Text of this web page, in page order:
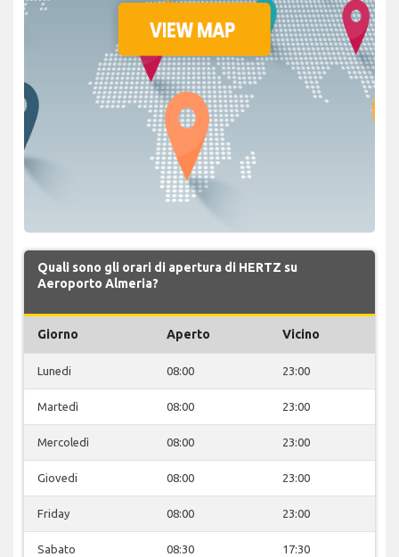
Quali sono gli orari di apertura di HERTZ su
Aeroporto Almeria?
Giorno Aperto Vicino
Lunedi 08:00 23:00
Martedì 08:00 23:00
Mercoledì 08:00 23:00
Giovedi 08:00 23:00
Friday 08:00 23:00
Sabato 08:30 17:30